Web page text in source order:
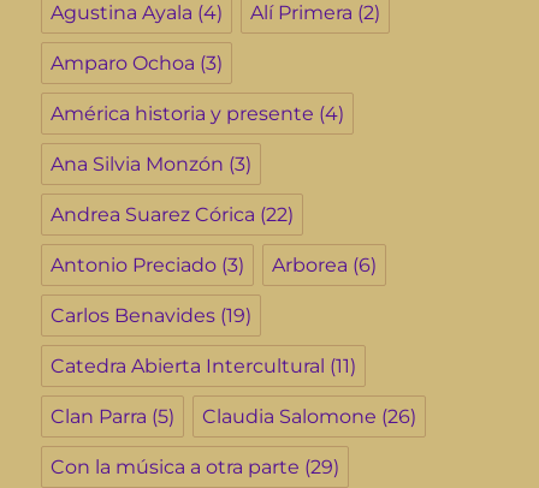
Agustina Ayala (4) Alí Primera (2)
Amparo Ochoa (3)
América historia y presente (4)
Ana Silvia Monzón (3)
Andrea Suarez Córica (22)
Antonio Preciado (3) Arborea (6)
Carlos Benavides (19)
Catedra Abierta Intercultural (11)
Clan Parra (5) Claudia Salomone (26)
Con la música a otra parte (29)